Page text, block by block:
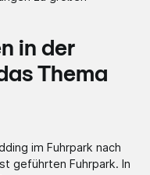
in der
Thema
im Fuhrpark nach
geführten Fuhrpark. In